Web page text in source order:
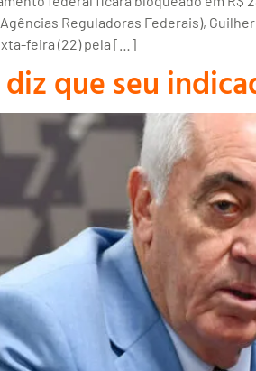
Reguladoras Federais),
feira (22) pela […]
que seu